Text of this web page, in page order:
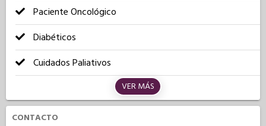
Paciente Oncológico
Diabéticos
Cuidados Paliativos
VER MÁS
CONTACTO